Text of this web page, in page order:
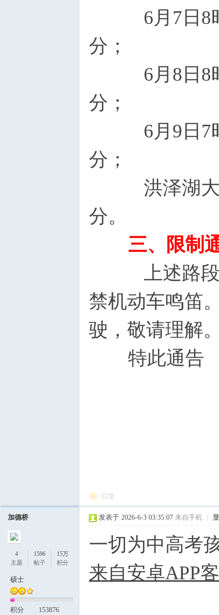
6月7日8时
分；
6月8日8时
分；
6月9日7时
分；
洪泽湖大
分。
三、限制
上述路段
禁机动车鸣笛
驶，敬请理解
特此通告
回复
加德桥
4
主题
1596
帖子
15万
积分
硕士
积分 153876
发表于 2026-6-3 03:35:07 来自手机
一切为中高考
来自安卓APP